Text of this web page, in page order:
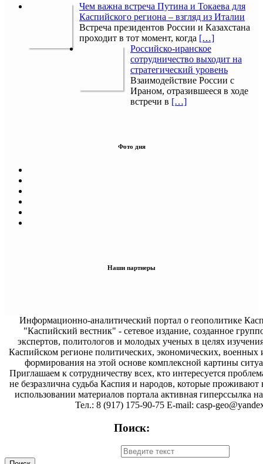
Чем важна встреча Путина и Токаева для
Каспийского региона – взгляд из Италии
Встреча президентов России и Казахстана
проходит в тот момент, когда […]
Российско-иранское
сотрудничество выходит на
стратегический уровень
Взаимодействие России с
Ираном, отразившееся в ходе
встречи в […]
Фото дня
Наши партнеры
Информационно-аналитический портал о геополитике
"Каспийский вестник" - сетевое издание, созданное
экспертов, политологов и молодых ученых в целях
Каспийском регионе политических, экономических, военных
формирования на этой основе комплексной картины
Приглашаем к сотрудничеству всех, кто интересуется
не безразлична судьба Каспия и народов, которые проживают
использовании материалов портала активная гиперссылка на
Тел.: 8 (917) 175-90-75 E-mail: casp-
Поиск: